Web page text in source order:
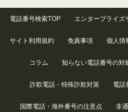
電話番号検索TOP エンタープライズ
サイト利用規約 免責事項 個人情
コラム 知らない電話番号の対
詐欺電話・特殊詐欺対策 電話
国際電話・海外番号の注意点 非